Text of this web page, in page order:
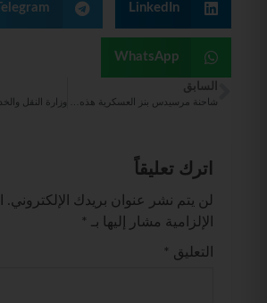
LinkedIn
Telegram
WhatsApp
السابق
اترك تعليقاً
لن يتم نشر عنوان بريدك الإلكتروني.
الإلزامية مشار إليها بـ
*
التعليق *